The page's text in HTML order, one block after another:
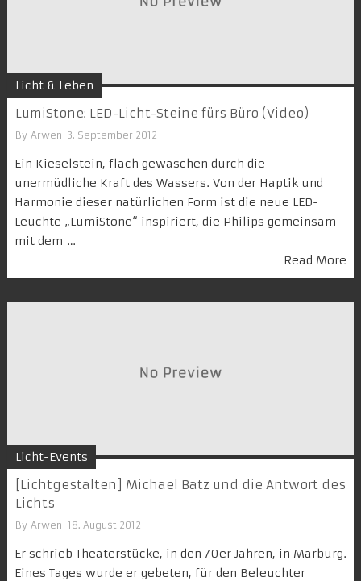
Licht & Leben
LumiStone: LED-Licht-Steine fürs Büro (Video)
By Arwen 3. September 2012
Ein Kieselstein, flach gewaschen durch die
unermüdliche Kraft des Wassers. Von der Haptik und
Harmonie dieser natürlichen Form ist die neue LED-
Leuchte „LumiStone“ inspiriert, die Philips gemeinsam
mit dem …
Read More
Licht-Events
[Lichtgestalten] Michael Batz und die Antwort des
Lichts
By Arwen 18. August 2012
Er schrieb Theaterstücke, in den 70er Jahren, in Marburg.
Eines Tages wurde er gebeten, für den Beleuchter